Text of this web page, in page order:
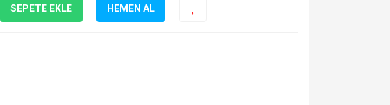
SEPETE EKLE HEMEN AL